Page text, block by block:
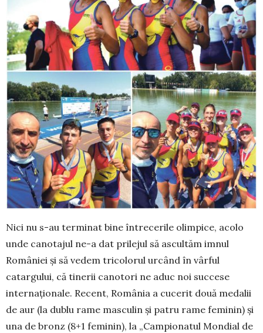
Nici nu s-au terminat bine întrecerile olimpice, acolo
unde canotajul ne-a dat prilejul să ascultăm im­nul
României și să vedem tricolorul urcând în vârful
catargului, că tinerii canotori ne aduc noi succese
internaționale. Recent, România a cucerit două me­dalii
de aur (la dublu rame masculin şi patru rame feminin) şi
una de bronz (8+1 feminin), la „Cam­pio­natul Mondial de